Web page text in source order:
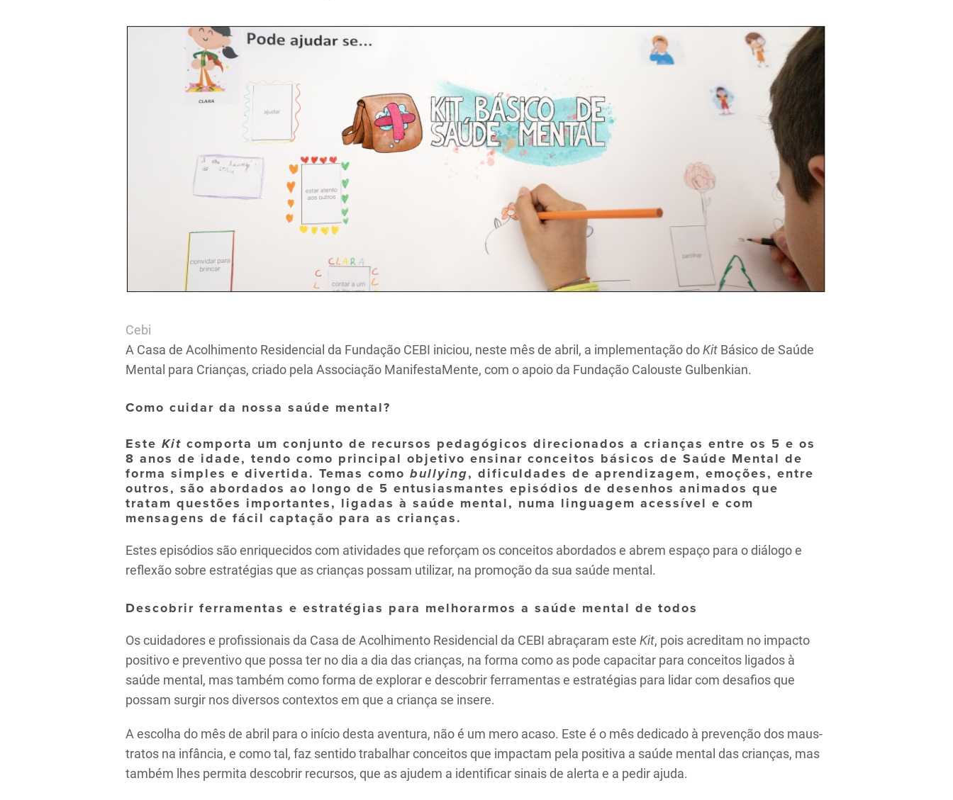
Cebi
A Casa de Acolhimento Residencial da Fundação CEBI iniciou, neste mês de abril, a implementação doKit Básico de Saúde
Mental para Crianças, criado pela Associação ManifestaMente, com o apoio da Fundação Calouste Gulbenkian.
Como cuidar da nossa saúde mental?
Este Kit comporta um conjunto de recursos pedagógicos direcionados a crianças entre os 5 e os
8 anos de idade, tendo como principal objetivo ensinar conceitos básicos de Saúde Mental de
forma simples e divertida. Temas como bullying, dificuldades de aprendizagem, emoções, entre
outros, são abordados ao longo de 5 entusiasmantes episódios de desenhos animados que
tratam questões importantes, ligadas à saúde mental, numa linguagem acessível e com
mensagens de fácil captação para as crianças.
Estes episódios são enriquecidos com atividades que reforçam os conceitos abordados e abrem espaço para o diálogo e
reflexão sobre estratégias que as crianças possam utilizar, na promoção da sua saúde mental.
Descobrir ferramentas e estratégias para melhorarmos a saúde mental de todos
Os cuidadores e profissionais da Casa de Acolhimento Residencial da CEBI abraçaram este Kit, pois acreditam no impacto
positivo e preventivo que possa ter no dia a dia das crianças, na forma como as pode capacitar para conceitos ligados à
saúde mental, mas também como forma de explorar e descobrir ferramentas e estratégias para lidar com desafios que
possam surgir nos diversos contextos em que a criança se insere.
A escolha do mês de abril para o início desta aventura, não é um mero acaso. Este é o mês dedicado à prevenção dos maus-
tratos na infância, e como tal, faz sentido trabalhar conceitos que impactam pela positiva a saúde mental das crianças, mas
também lhes permita descobrir recursos, que as ajudem a identificar sinais de alerta e a pedir ajuda.